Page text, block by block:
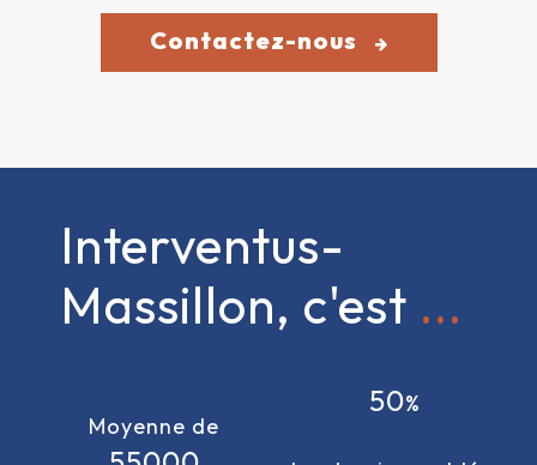
Contactez-nous
Interventus-
Massillon, c'est
Moyenne de
50